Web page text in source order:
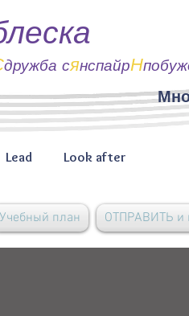
дружба сянспайрН
Lead Look after
Учебный план ОТПРАВИТЬ и